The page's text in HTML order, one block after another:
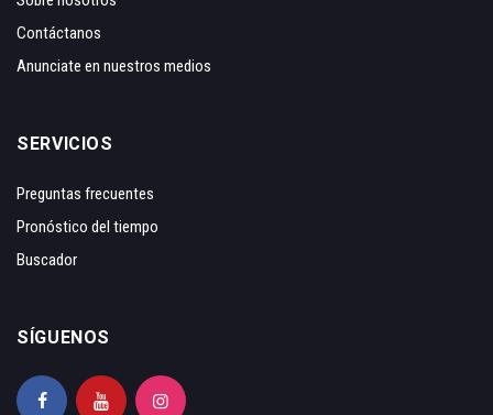
Contáctanos
Anunciate en nuestros medios
SERVICIOS
Preguntas frecuentes
Pronóstico del tiempo
Buscador
SÍGUENOS